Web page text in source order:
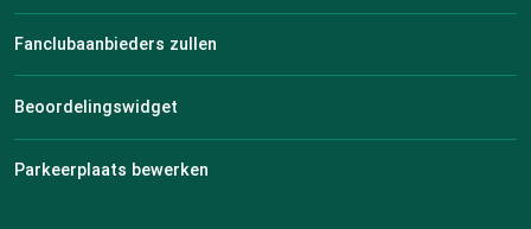
Fanclubaanbieders zullen
Beoordelingswidget
Parkeerplaats bewerken